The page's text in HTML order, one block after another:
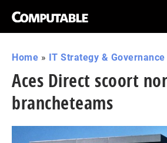
Home » IT Strategy & Governance
Aces Direct scoort
brancheteams